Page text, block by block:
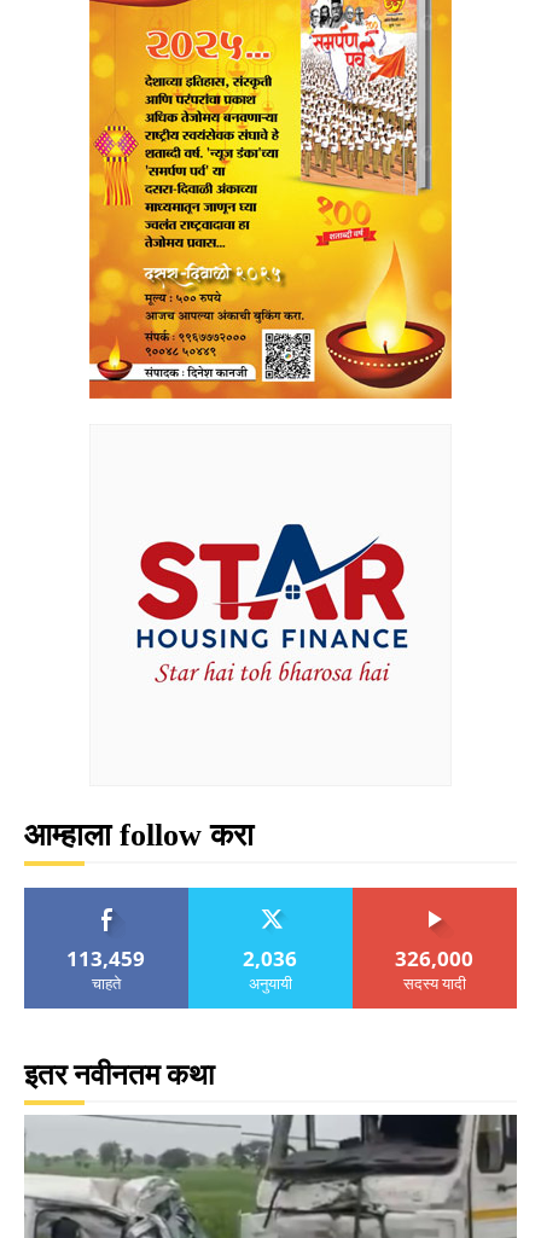
आम्हाला follow करा
113,459
चाहते
2,036
अनुयायी
326,000
सदस्य यादी
इतर नवीनतम कथा